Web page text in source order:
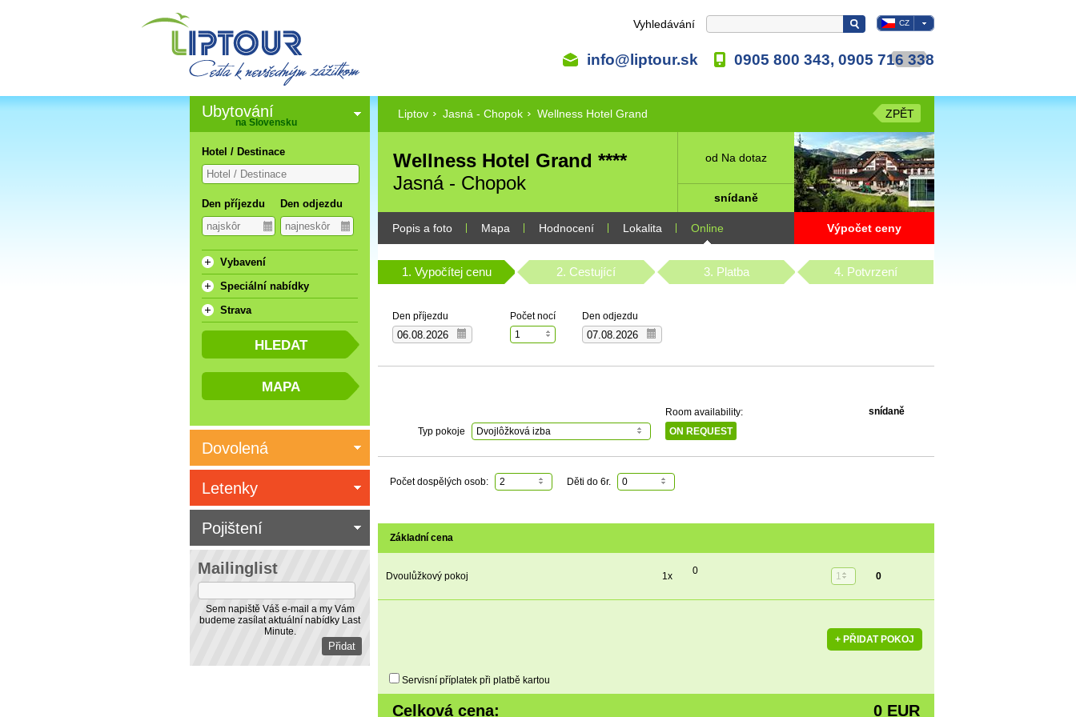
Vyhledávání CZ
info@liptour.sk 0905 800 343, 0905 716 338
Liptov Jasná - Chopok Wellness Hotel Grand ZPĚT
Wellness Hotel Grand ****
Jasná - Chopok
od Na dotaz
snídaně
Popis a foto Mapa Hodnocení Lokalita Online Výpočet ceny
1. Vypočítej cenu 2. Cestující 3. Platba 4. Potvrzení
Den příjezdu
Počet nocí
1
Den odjezdu
Typ pokoje Dvojlôžková izba
Room availability:
ON REQUEST
snídaně
Počet dospělých osob: 2 Děti do 6r. 0
Základní cena
Dvoulůžkový pokoj 1x 0 1 0
Servisní příplatek při platbě kartou
Celková cena: 0 EUR
Ubytování
na Slovensku
Hotel / Destinace
Den příjezdu Den odjezdu
Vybavení
Speciální nabídky
Strava
Dovolená
Mailinglist
Sem napiště Váš e-mail a my Vám
budeme zasílat aktuální nabídky Last
Minute.
Letenky
Pojištení